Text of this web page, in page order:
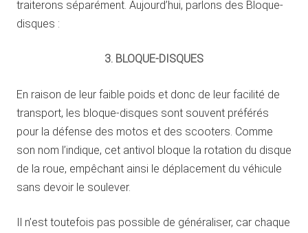
traiterons séparément. Aujourd’hui, parlons des Bloque-
disques :
3. BLOQUE-DISQUES
En raison de leur faible poids et donc de leur facilité de
transport, les bloque-disques sont souvent préférés
pour la défense des motos et des scooters. Comme
son nom l’indique, cet antivol bloque la rotation du disque
de la roue, empêchant ainsi le déplacement du véhicule
sans devoir le soulever.
Il n’est toutefois pas possible de généraliser, car chaque